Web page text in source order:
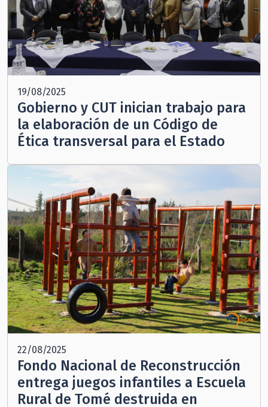
19/08/2025
Gobierno y CUT inician trabajo para
la elaboración de un Código de
Ética transversal para el Estado
22/08/2025
Fondo Nacional de Reconstrucción
entrega juegos infantiles a Escuela
Rural de Tomé destruida en